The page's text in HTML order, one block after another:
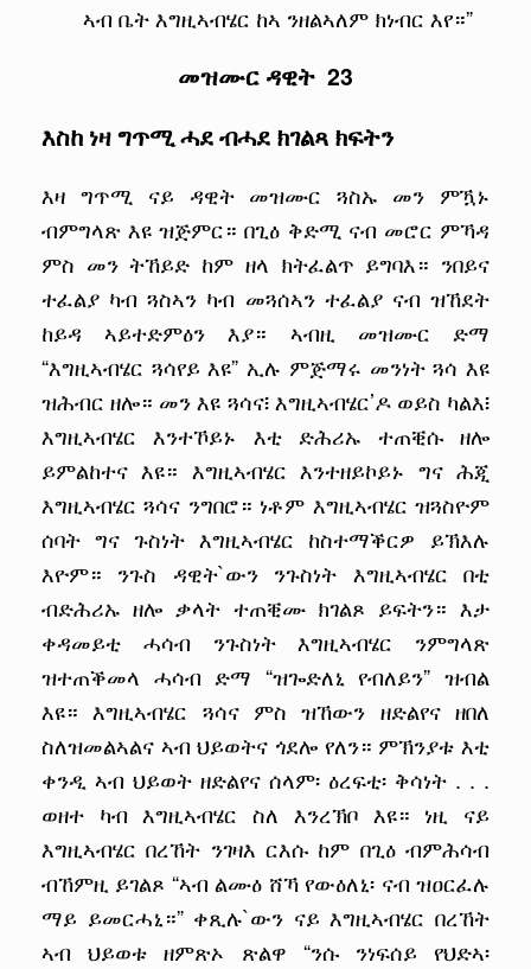
ኣብ ቤት እግዚኣብሄር ከኣ ንዘልኣለም ክነብር እየ።”
መዝሙር ዳዊት 23
እስከ ነዛ ግጥሚ ሓደ ብሓደ ክገልጻ ክፍትን
እዛ ግጥሚ ናይ ዳዊት መዝሙር ጓስኡ መን ምዃኑ
ብምግላጽ እዩ ዝጅምር። በጊዕ ቅድሚ ናብ መሮር ምኻዳ
ምስ መን ትኸይድ ከም ዘላ ክትፈልጥ ይግባእ። ንበይና
ተፈልያ ካብ ጓስኣን ካብ መጓሰኣን ተፈልያ ናብ ዝኸደት
ከይዳ ኣይተድምዕን እያ። ኣብዚ መዝሙር ድማ
“እግዚኣብሄር ጓሳየይ እዩ” ኢሉ ምጅማሩ መንነት ጓሳ እዩ
ዝሕብር ዘሎ። መን እዩ ጓሳና፧ እግዚኣብሄር’ዶ ወይስ ካልእ፧
እግዚኣብሄር እንተኾይኑ እቲ ድሕሪኡ ተጠቒሱ ዘሎ
ይምልከተና እዩ። እግዚኣብሄር እንተዘይኮይኑ ግና ሕጂ
እግዚኣብሄር ጓሳና ንግበሮ። ነቶም እግዚኣብሄር ዝጓስዮም
ሰባት ግና ጉስነት እግዚኣብሄር ከስተማቕርዎ ይኽእሉ
እዮም። ንጉስ ዳዊት`ውን ንጉስነት እግዚኣብሄር በቲ
ብድሕሪኡ ዘሎ ቃላት ተጠቒሙ ክገልጾ ይፍትን። እታ
ቀዳመይቲ ሓሳብ ንጉስነት እግዚኣብሄር ንምግላጽ
ዝተጠቕመላ ሓሳብ ድማ “ዝጐድለኒ የብለይን” ዝብል
እዩ። እግዚኣብሄር ጓሳና ምስ ዝኸውን ዘድልየና ዘበለ
ስለዝመልኣልና ኣብ ህይወትና ጎደሎ የለን። ምኽንያቱ እቲ
ቀንዲ ኣብ ህይወት ዘድልየና ሰላም፡ ዕረፍቲ፡ ቅሳነት . . .
ወዘተ ካብ እግዚኣብሄር ስለ እንረኽቦ እዩ። ነዚ ናይ
እግዚኣብሄር በረኸት ንገዛእ ርእሱ ከም በጊዕ ብምሕሳብ
ብኸምዚ ይገልጾ “ኣብ ልሙዕ ሸኻ የውዕለኒ፡ ናብ ዝዐርፈሉ
ማይ ይመርሓኒ።” ቀጺሉ`ውን ናይ እግዚኣብሄር በረኸት
ኣብ ህይወቱ ዘምጽኦ ጽልዋ “ንሱ ንነፍሰይ የህድኣ፡